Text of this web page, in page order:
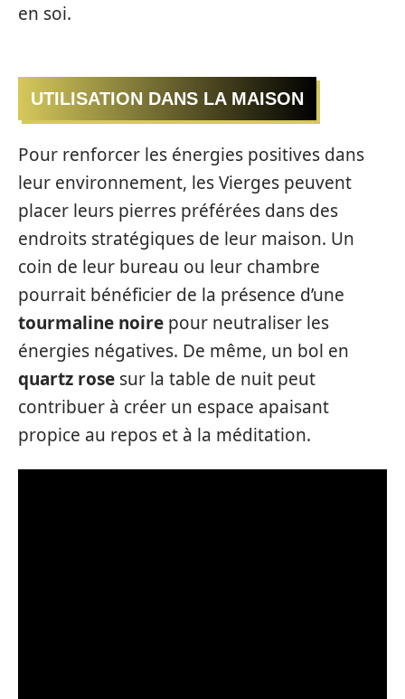
en soi.
UTILISATION DANS LA MAISON
Pour renforcer les énergies positives dans
leur environnement, les Vierges peuvent
placer leurs pierres préférées dans des
endroits stratégiques de leur maison. Un
coin de leur bureau ou leur chambre
pourrait bénéficier de la présence d’une
tourmaline noire pour neutraliser les
énergies négatives. De même, un bol en
quartz rose sur la table de nuit peut
contribuer à créer un espace apaisant
propice au repos et à la méditation.